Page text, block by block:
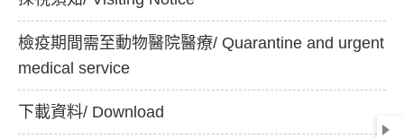
檢疫期間需至動物醫院醫療/ Quarantine and urgent
medical service
下載資料/ Download